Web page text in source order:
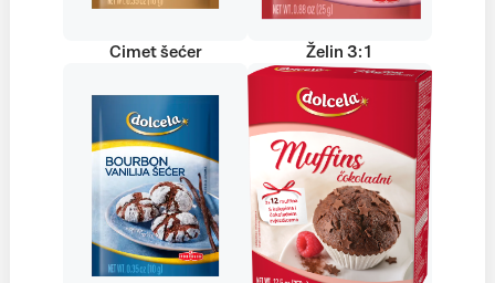
Cimet šećer Želin 3:1